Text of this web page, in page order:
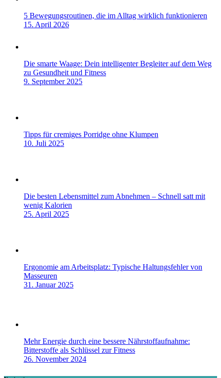
5 Bewegungsroutinen, die im Alltag wirklich funktionieren
15. April 2026
Die smarte Waage: Dein intelligenter Begleiter auf dem Weg
zu Gesundheit und Fitness
9. September 2025
Tipps für cremiges Porridge ohne Klumpen
10. Juli 2025
Die besten Lebensmittel zum Abnehmen – Schnell satt mit
wenig Kalorien
25. April 2025
Ergonomie am Arbeitsplatz: Typische Haltungsfehler von
Masseuren
31. Januar 2025
Mehr Energie durch eine bessere Nährstoffaufnahme:
Bitterstoffe als Schlüssel zur Fitness
26. November 2024